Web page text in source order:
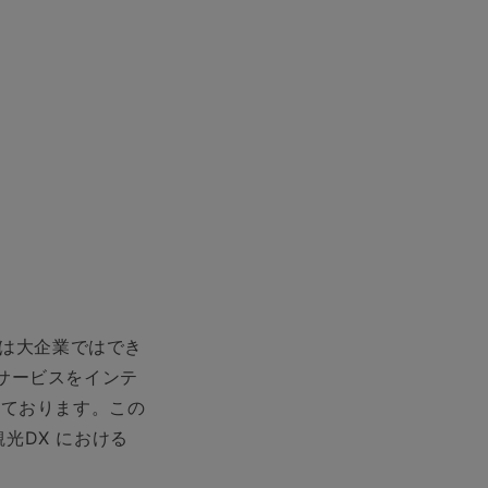
⼤企業ではでき
ービスをインテ
おります。この
DX における